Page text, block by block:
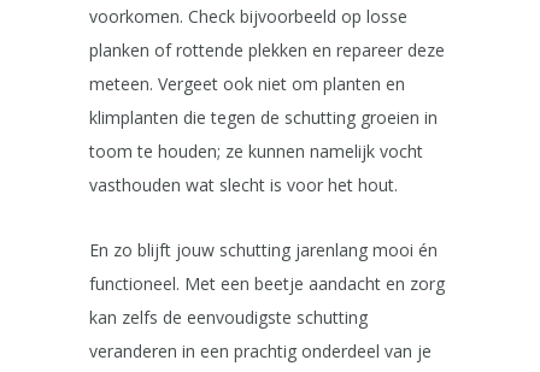
voorkomen. Check bijvoorbeeld op losse
planken of rottende plekken en repareer deze
meteen. Vergeet ook niet om planten en
klimplanten die tegen de schutting groeien in
toom te houden; ze kunnen namelijk vocht
vasthouden wat slecht is voor het hout.
En zo blijft jouw schutting jarenlang mooi én
functioneel. Met een beetje aandacht en zorg
kan zelfs de eenvoudigste schutting
veranderen in een prachtig onderdeel van je